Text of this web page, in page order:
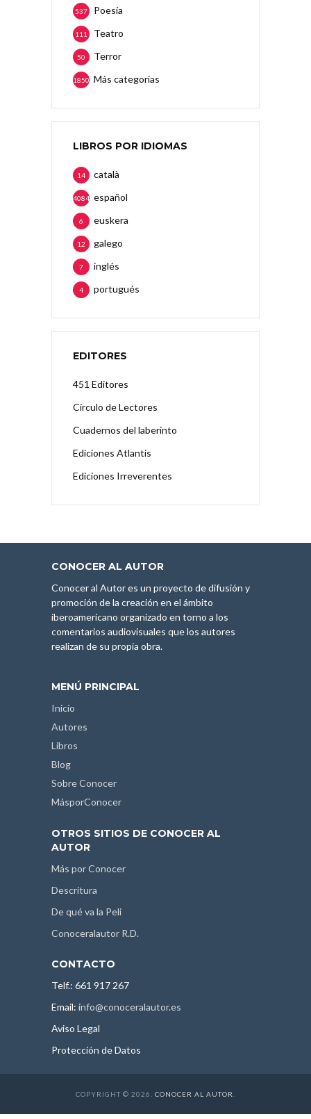
Poesía
537
Teatro
111
Terror
50
Más categorias
1850
LIBROS POR IDIOMAS
català
14
español
4084
euskera
6
galego
12
inglés
7
portugués
4
EDITORES
451 Editores
Círculo de Lectores
Cuadernos del laberinto
Ediciones Atlantis
Ediciones Irreverentes
CONOCER AL AUTOR
Conocer al Autor es un proyecto de difusión y
promoción de la creación en el ámbito
iberoamericano organizado en torno a los
comentarios audiovisuales que los autores
realizan de su propia obra.
MENÚ PRINCIPAL
Inicio
Autores
Libros
Blog
Sobre Conocer
MásporConocer
OTROS SITIOS DE CONOCER AL
AUTOR
Más por Conocer
Descritura
De qué va la Peli
Conoceralautor R.D.
CONTACTO
Telf.: 661 917 267
Email: info@conoceralautor.es
Aviso Legal
Protección de Datos
COPYRIGHT © 2026. CONOCER AL AUTOR